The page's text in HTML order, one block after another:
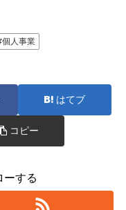
個人事業
はてブ
コピー
ーする